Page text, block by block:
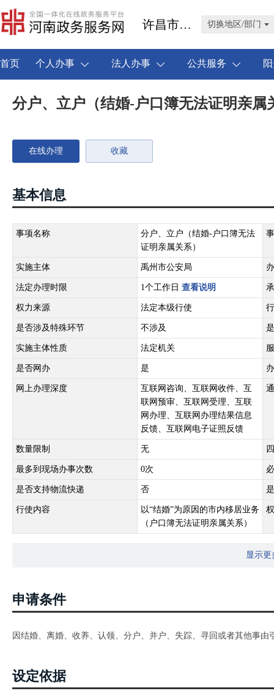
许昌市禹州市 切换地区/部门
首页 个人办事 法人办事 公共服务
分户、立户（结婚-户口簿无法证明亲属
在线办理 收藏
基本信息
事项名称
分户、立户（结婚-户口簿无法
证明亲属关系）
实施主体 禹州市公安局
法定办理时限 1个工作日 查看说明
权力来源 法定本级行使
是否涉及特殊环节 不涉及
实施主体性质 法定机关
是否网办 是
网上办理深度
互联网咨询、互联网收件、互
联网预审、互联网受理、互联
网办理、互联网办理结果信息
反馈、互联网电子证照反馈
数量限制 无
最多到现场办事次数 0次
是否支持物流快递 否
行使内容
以“结婚”为原因的市内移居业务
（户口簿无法证明亲属关系）
显示更
申请条件
因结婚、离婚、收养、认领、分户、并户、失踪、寻回或者其他事由
设定依据